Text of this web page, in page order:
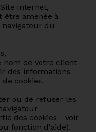
Internet,
être amenée à
navigateur du
nom de votre client
des informations
cookies.
ou de refuser les
des cookies - voir
fonction d'aide).